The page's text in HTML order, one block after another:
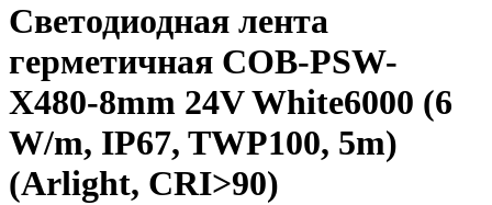
Светодиодная лента
герметичная COB-PSW-
X480-8mm 24V White6000 (6
W/m, IP67, TWP100, 5m)
(Arlight, CRI>90)